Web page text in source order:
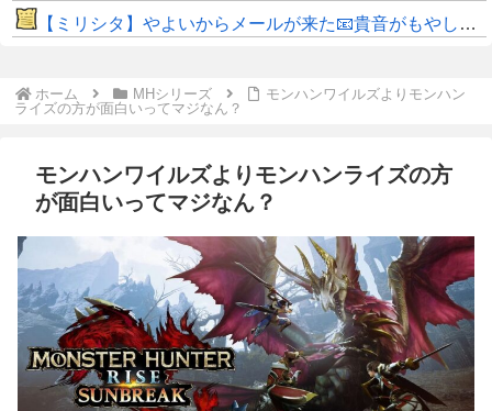
【ミリシタ】やよいからメールが来た📧貴音がもやし栽培すごく上手いらしい ※ネタバレ注意 プレミアムパス特典メール※
ホーム MHシリーズ
モンハンワイルズよりモンハン
ライズの方が面白いってマジなん？
モンハンワイルズよりモンハンライズの方
が面白いってマジなん？